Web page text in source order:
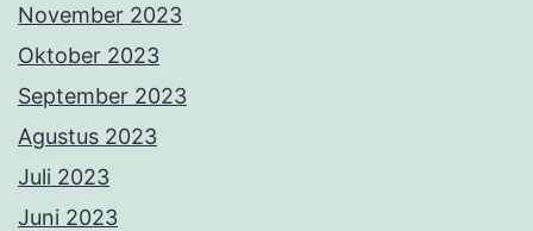
November 2023
Oktober 2023
September 2023
Agustus 2023
Juli 2023
Juni 2023